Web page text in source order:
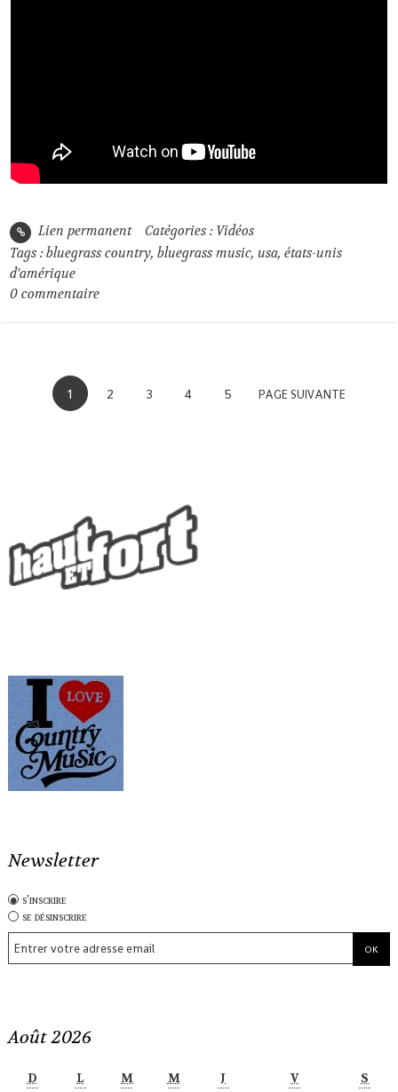
Newsletter
s'inscrire
se désinscrire
Août 2026
D L M M J V
S
Lien permanent Catégories : Vidéos
Tags :bluegrass country,bluegrass music,usa,états-unis
d'amérique
0 commentaire
1 2 3 4 5 PAGE SUIVANTE